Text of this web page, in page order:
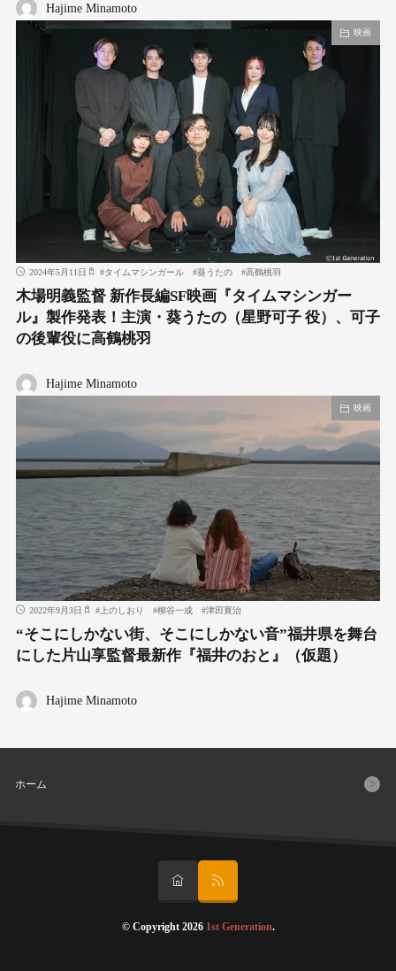
Hajime Minamoto
映画
2024年5月11日 #タイムマシンガール #葵うたの #高鶴桃羽
木場明義監督 新作長編SF映画『タイムマシンガー
ル』製作発表！主演・葵うたの（星野可子 役）、可子
の後輩役に高鶴桃羽
Hajime Minamoto
映画
2022年9月3日 #上のしおり #柳谷一成 #津田寛治
“そこにしかない街、そこにしかない音”福井県を舞台
にした片山享監督最新作『福井のおと』（仮題）
Hajime Minamoto
ホーム
© Copyright 2026 1st Generation.